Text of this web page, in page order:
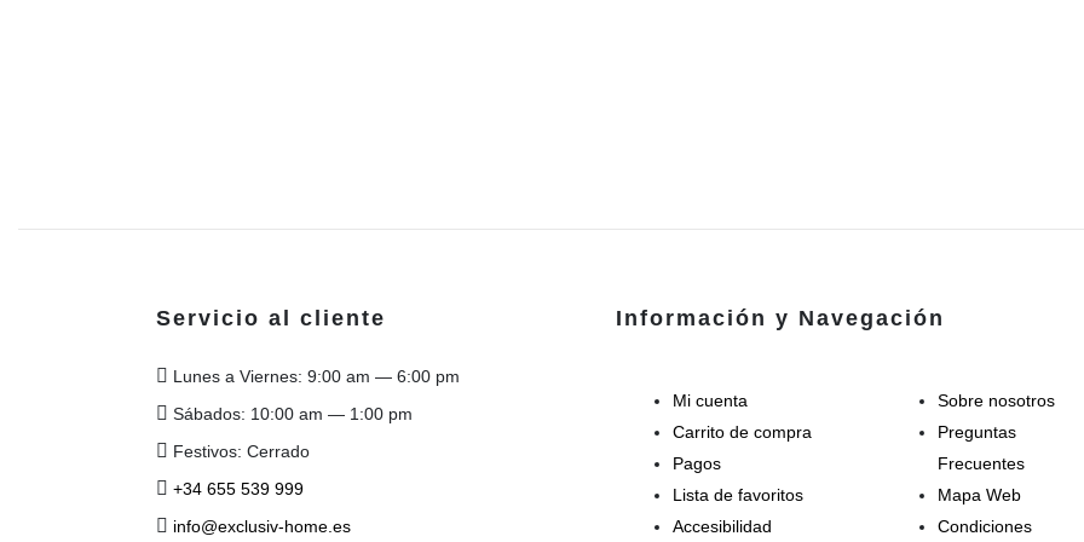
Servicio al cliente
Lunes a Viernes: 9:00 am — 6:00 pm
Sábados: 10:00 am — 1:00 pm
Festivos: Cerrado
+34 655 539 999
info@exclusiv-home.es
Información y Navegación
Mi cuenta
Carrito de compra
Pagos
Lista de favoritos
Accesibilidad
Sobre nosotros
Preguntas
Frecuentes
Mapa Web
Condiciones